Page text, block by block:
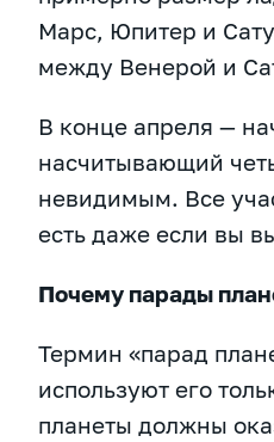
Марс, Юпитер и
между Венерой и
В конце апреля —
насчитывающий
невидимым. Все
есть даже если вы
Почему парады
Термин «парад
используют его
планеты должны